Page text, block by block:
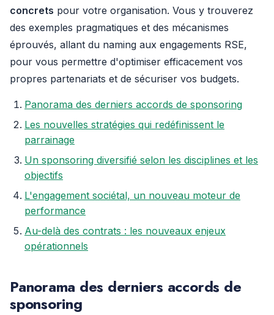
concrets pour votre organisation. Vous y trouverez
des exemples pragmatiques et des mécanismes
éprouvés, allant du naming aux engagements RSE,
pour vous permettre d'optimiser efficacement vos
propres partenariats et de sécuriser vos budgets.
Panorama des derniers accords de sponsoring
Les nouvelles stratégies qui redéfinissent le
parrainage
Un sponsoring diversifié selon les disciplines et les
objectifs
L'engagement sociétal, un nouveau moteur de
performance
Au-delà des contrats : les nouveaux enjeux
opérationnels
Panorama des derniers accords de
sponsoring